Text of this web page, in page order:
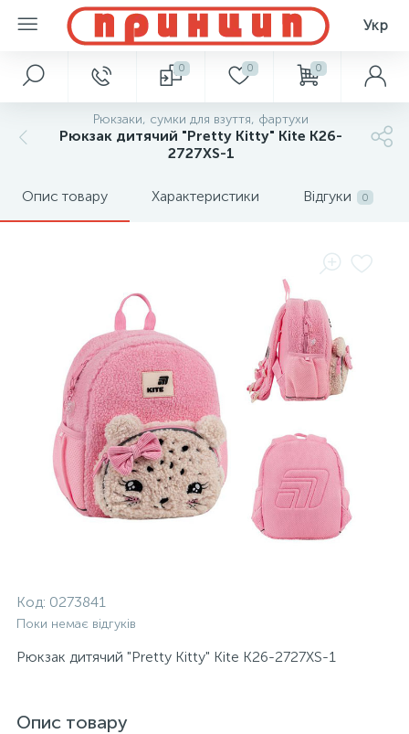
Укр
0 0 0
Рюкзаки, сумки для взуття, фартухи
Рюкзак дитячий "Pretty Kitty" Kite K26-
2727XS-1
Опис товару Характеристики Відгуки 0
Код: 0273841
Поки немає відгуків
Рюкзак дитячий "Pretty Kitty" Kite K26-2727XS-1
Опис товару